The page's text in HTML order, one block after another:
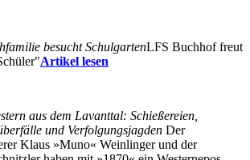
besucht SchulgartenLFS Buchhof freut
Artikel lesen
aus dem Lavanttal: Schießereien,
und Verfolgungsjagden Der
Klaus »Muno« Weinlinger und der